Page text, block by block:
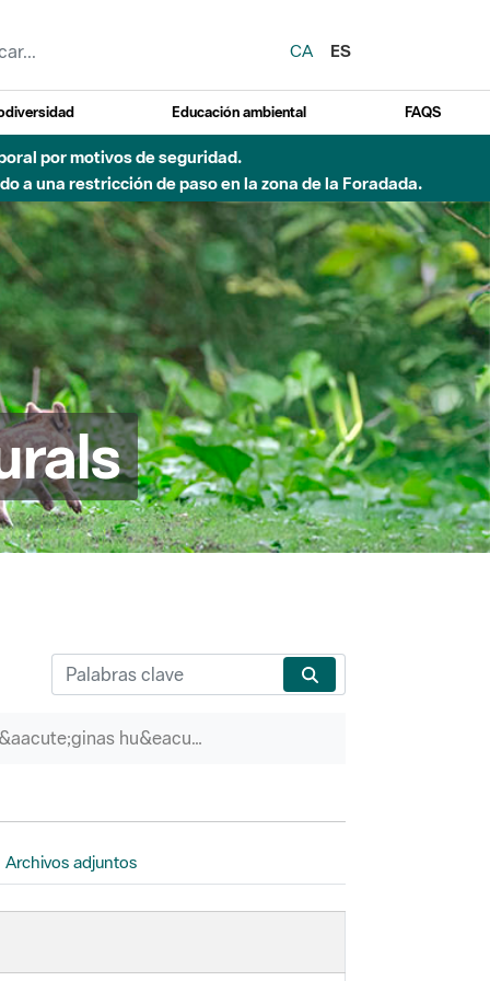
CA
ES
Educación ambiental FAQS
por motivos de seguridad.
a una restricción de paso en la zona de la Foradada.
P&aacute;ginas hu&eacute;rfanas
Archivos adjuntos